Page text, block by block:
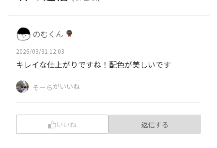
のむくん
2026/03/31 12:03
キレイな仕上がりですね！配色が美しいです
そーらがいいね
いいね 返信する